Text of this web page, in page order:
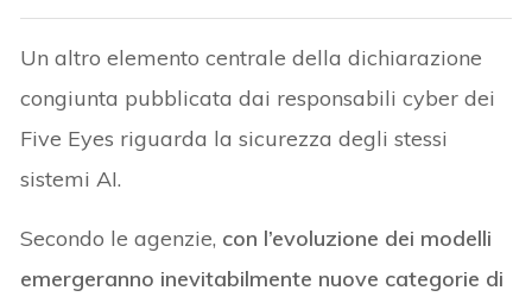
Un altro elemento centrale della dichiarazione
congiunta pubblicata dai responsabili cyber dei
Five Eyes riguarda la sicurezza degli stessi
sistemi AI.
Secondo le agenzie, con l’evoluzione dei modelli
emergeranno inevitabilmente nuove categorie di